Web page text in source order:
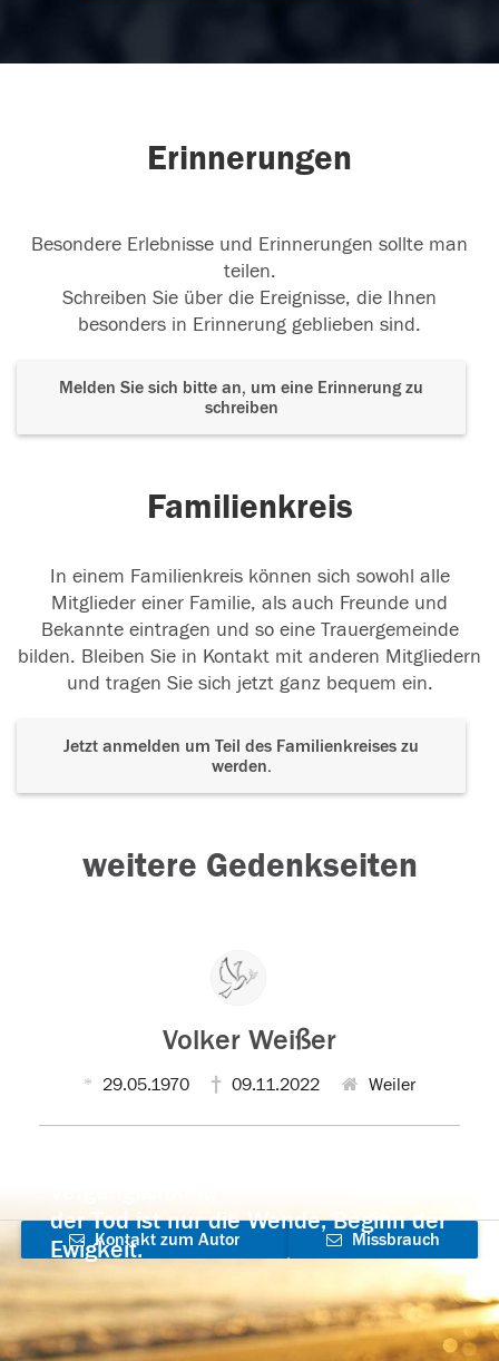
Erinnerungen
Besondere Erlebnisse und Erinnerungen sollte man
teilen.
Schreiben Sie über die Ereignisse, die Ihnen
besonders in Erinnerung geblieben sind.
Melden Sie sich bitte an, um eine Erinnerung zu
schreiben
Familienkreis
In einem Familienkreis können sich sowohl alle
Mitglieder einer Familie, als auch Freunde und
Bekannte eintragen und so eine Trauergemeinde
bilden. Bleiben Sie in Kontakt mit anderen Mitgliedern
und tragen Sie sich jetzt ganz bequem ein.
Jetzt anmelden um Teil des Familienkreises zu
werden.
weitere Gedenkseiten
Volker Weißer
29.05.1970 09.11.2022 Weiler
der Tod ist nur die Wende, Beginn der
Ewigkeit.
Kontakt zum Autor
aufnehmen
Missbrauch